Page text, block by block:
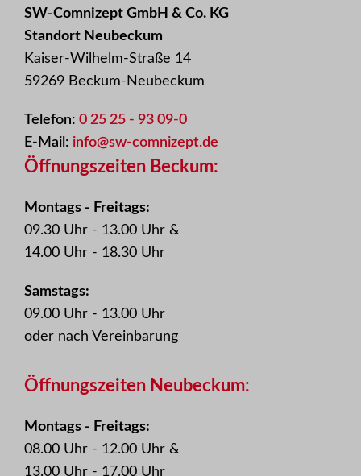
SW-Comnizept GmbH & Co. KG
Standort Neubeckum
Kaiser-Wilhelm-Straße 14
59269 Beckum-Neubeckum
Telefon: 0 25 25 - 93 09-0
E-Mail: info@sw-comnizept.de
Öffnungszeiten Beckum:
Montags - Freitags:
09.30 Uhr - 13.00 Uhr &
14.00 Uhr - 18.30 Uhr
Samstags:
09.00 Uhr - 13.00 Uhr
oder nach Vereinbarung
Öffnungszeiten Neubeckum:
Montags - Freitags:
08.00 Uhr - 12.00 Uhr &
13.00 Uhr - 17.00 Uhr